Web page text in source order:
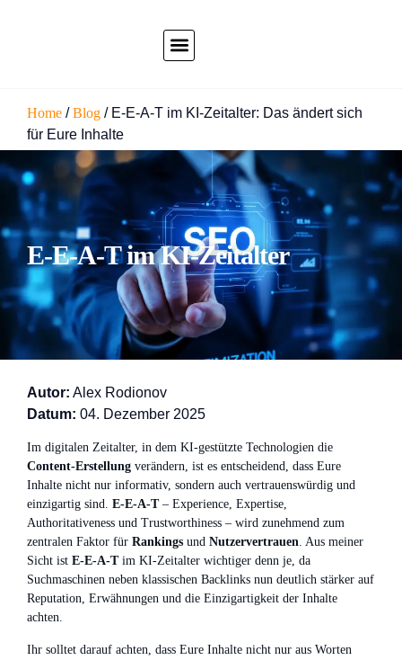
Home /Blog / E‑E‑A‑T im KI‑Zeitalter: Das ändert sich
für Eure Inhalte
E‑E‑A‑T im KI‑Zeitalter
Autor: Alex Rodionov
Datum: 04. Dezember 2025
Im digitalen Zeitalter, in dem KI-gestützte Technologien die
Content-Erstellung verändern, ist es entscheidend, dass Eure
Inhalte nicht nur informativ, sondern auch vertrauenswürdig und
einzigartig sind. E‑E‑A‑T– Experience, Expertise,
Authoritativeness und Trustworthiness – wird zunehmend zum
zentralen Faktor für Rankings und Nutzervertrauen. Aus meiner
Sicht ist E‑E‑A‑Tim KI-Zeitalter wichtiger denn je, da
Suchmaschinen neben klassischen Backlinks nun deutlich stärker auf
Reputation, Erwähnungen und die Einzigartigkeit der Inhalte
achten.
Ihr solltet darauf achten, dass Eure Inhalte nicht nur aus Worten